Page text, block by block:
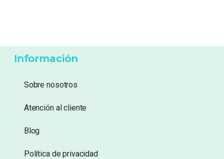
Información
Sobre nosotros
Atención al cliente
Blog
Política de privacidad